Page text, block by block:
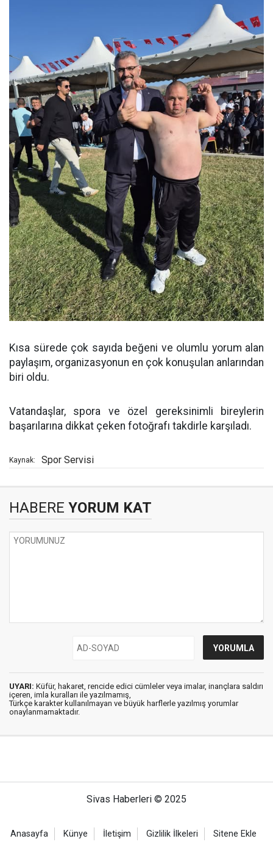
Kısa sürede çok sayıda beğeni ve olumlu yorum alan
paylaşım, organizasyonun en çok konuşulan anlarından
biri oldu.
Vatandaşlar, spora ve özel gereksinimli bireylerin
başarılarına dikkat çeken fotoğrafı takdirle karşıladı.
Kaynak: Spor Servisi
HABERE YORUM KAT
UYARI: Küfür, hakaret, rencide edici cümleler veya imalar, inançlara saldırı
içeren, imla kuralları ile yazılmamış,
Türkçe karakter kullanılmayan ve büyük harflerle yazılmış yorumlar
onaylanmamaktadır.
Sivas Haberleri © 2025
Anasayfa Künye İletişim Gizlilik İlkeleri Sitene Ekle